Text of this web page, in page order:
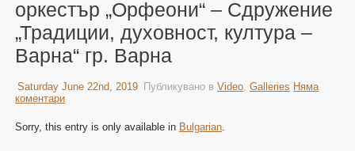
оркестър „Орфеони“ – Сдружение
„Традиции, духовност, култура –
Варна“ гр. Варна
Saturday June 22nd, 2019 Публикувано в Video, Galleries Няма
коментари
Sorry, this entry is only available in Bulgarian.